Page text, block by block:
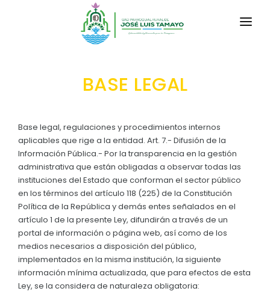
LA PARROQUIA
Historia Antigua
Historia Actual
Símbolos Cívicos
GEOGRAFÍA
Ubicación
Datos Geográficos
TRANSPARENCIA
GESTIÓN Y PRESUPUESTO
GESTIÓN INSTITUCIONAL
Sesiones Ordinarias
Sesiones Extraordinarias
Resoluciones
Convocatorias
MECANISMOS DE PARTICIPACIÓN
CIUDADANÍA ACTIVA
Solicitud de acceso información pública
TURISMO
BASE LEGAL
Base legal, regulaciones y procedimientos internos
aplicables que rige a la entidad. Art. 7.- Difusión de la
Información Pública.- Por la transparencia en la gestión
administrativa que están obligadas a observar todas las
instituciones del Estado que conforman el sector público
en los términos del artículo 118 (225) de la Constitución
Política de la República y demás entes señalados en el
artículo 1 de la presente Ley, difundirán a través de un
portal de información o página web, así como de los
medios necesarios a disposición del público,
implementados en la misma institución, la siguiente
información mínima actualizada, que para efectos de esta
Ley, se la considera de naturaleza obligatoria: